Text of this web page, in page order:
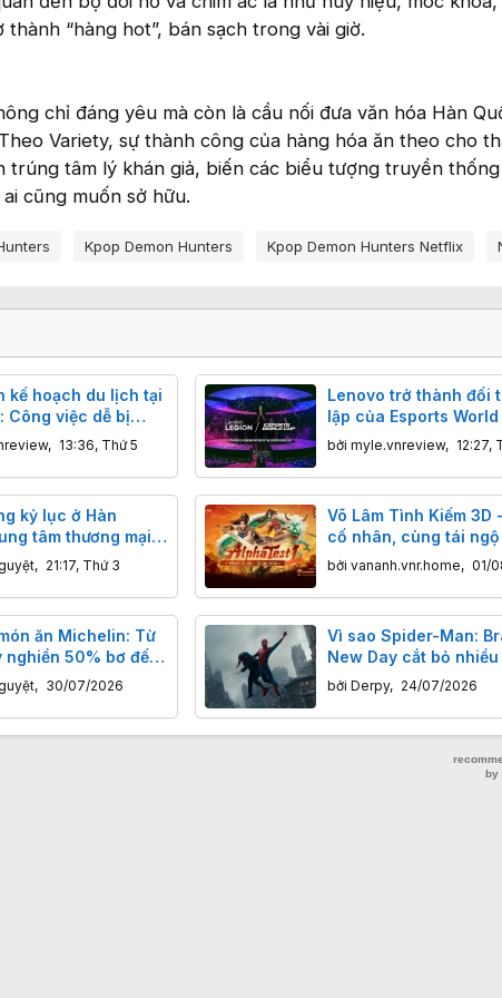
“hàng hot”, bán sạch trong vài giờ.
chỉ đáng yêu mà còn là cầu nối đưa văn hóa Hàn
Variety, sự thành công của hàng hóa ăn theo cho
trúng tâm lý khán giả, biến các biểu tượng truyền
cũng muốn sở hữu.
Kpop Demon Hunters Kpop Demon Hunters Netflix
kế hoạch du lịch tại
Công việc dễ bị
và ít được ghi nhận
nhất
, 13:36, Thứ 5
Lenovo trở thành đối
lập của Esports World
2026 tại Paris
bởi myle.vnreview, 12:27,
kỷ lục ở Hàn
tâm thương mại
truyền thống ế
, 21:17, Thứ 3
Võ Lâm Tình Kiếm 3D
cố nhân, cùng tái ngộ
3D
bởi vananh.vnr.home, 01/
ăn Michelin: Từ
nghiền 50% bơ đến
gây tò mò
, 30/07/2026
Vì sao Spider-Man:
New Day cắt bỏ nhiều
diện và Shang-Chi?
bởi Derpy, 24/07/2026